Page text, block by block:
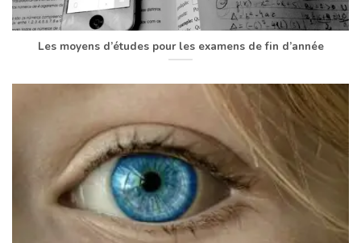
Les moyens d’études pour les examens de fin d’année